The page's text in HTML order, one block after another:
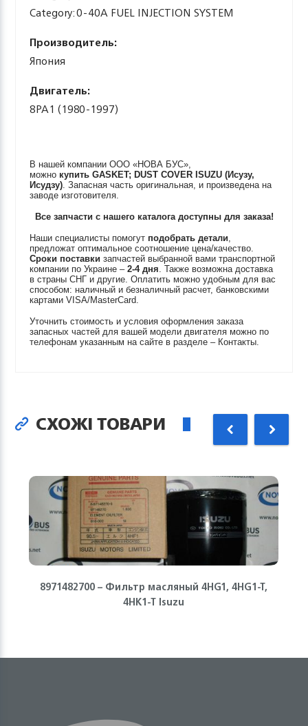
Category: 0-40A FUEL INJECTION SYSTEM
Производитель:
Япония
Двигатель:
8PA1 (1980-1997)
В нашей компании ООО «НОВА БУС»,
можно купитьGASKET; DUST COVER ISUZU (Исузу,
Исудзу). Запасная часть оригинальная, и произведена на
заводе изготовителя.
Все запчасти с нашего каталога доступны для заказа!
Наши специалисты помогут подобрать детали,
предложат оптимальное соотношение цена/качество.
Сроки поставки запчастей выбранной вами транспортной
компании по Украине –2-4 дня. Также возможна доставка
в страны СНГ и другие. Оплатить можно удобным для вас
способом: наличный и безналичный расчет, банковскими
картами VISA/MasterCard.
Уточнить стоимость и условия оформления заказа
запасных частей для вашей модели двигателя можно по
телефонам указанным на сайте в разделе – Контакты.
СХОЖІ ТОВАРИ
8971482700 – Фильтр масляный 4HG1, 4HG1-T,
4HK1-T Isuzu